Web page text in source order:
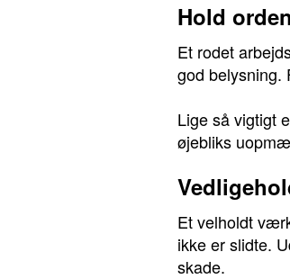
Hold
Et rodet
god belysning.
Lige så vigtigt
øjebliks
Et velholdt
ikke er slidte.
skade.